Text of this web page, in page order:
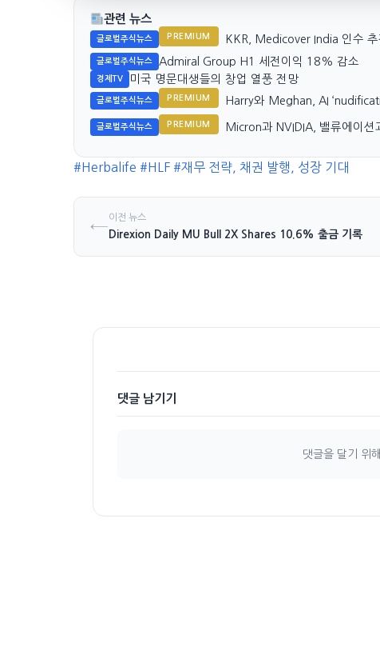
관련 뉴스
글로벌주식뉴스 PREMIUM KKR, Medicover India 인수
글로벌주식뉴스 Admiral Group H1 세전이익 18% 감소
경제TV 미국 명문대생들의 창업 열풍 전망
글로벌주식뉴스 PREMIUM Harry와 Meghan, AI
글로벌주식뉴스 PREMIUM Micron과 NVIDIA, 밸류에이션
#Herbalife #HLF #재무 전략, 채권 발행, 성장 기대
←이전 뉴스
Direxion Daily MU Bull 2X Shares 10.6% 출금 기록
Primetals
댓글 남기기
댓글을 달기 위